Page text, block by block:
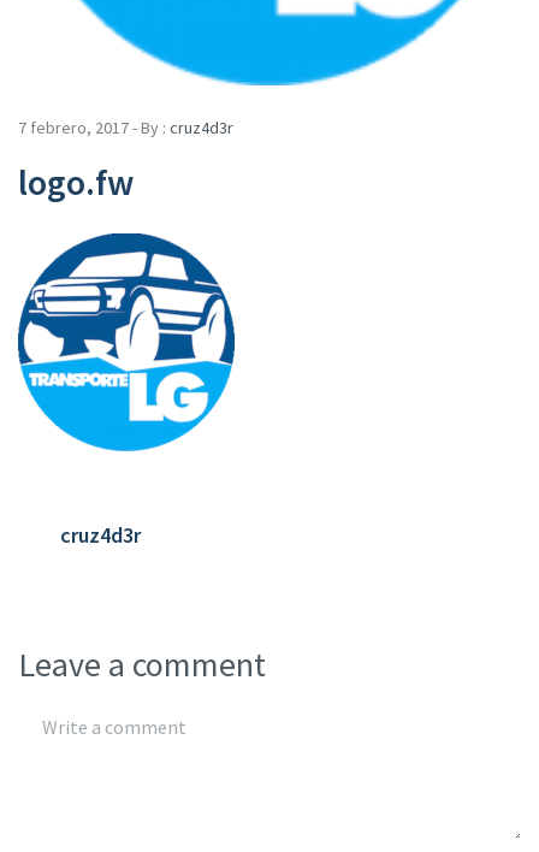
7 febrero, 2017 - By : cruz4d3r
logo.fw
cruz4d3r
Leave a comment